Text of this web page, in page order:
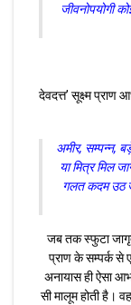
जीवनोपयोगी
देवदत्त’ सूक्ष्म प्राण
अमीर, सम्पन्न,
या मित्र मिल
गलत कदम उठ
जब तक स्फुटा
प्राण के सम्पर्क से
अनायास ही ऐसा
सी मालूम होती है।